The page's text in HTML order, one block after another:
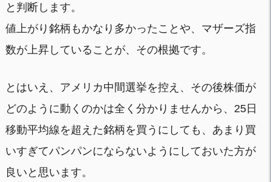
と判断します。
値上がり銘柄もかなり多かったことや、マザーズ指
数が上昇していることが、その根拠です。
とはいえ、アメリカ中間選挙を控え、その後株価が
どのように動くのかは全く分かりませんから、25日
移動平均線を超えた銘柄を買うにしても、あまり買
いすぎてパンパンにならないようにしておいた方が
良いと思います。